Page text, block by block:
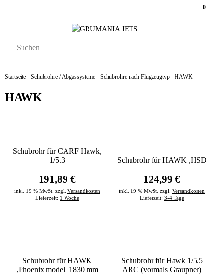
0
Startseite Schubrohre / Abgassysteme Schubrohre nach Flugzeugtyp HAWK
HAWK
Schubrohr für CARF Hawk,
1/5.3
191,89 €
inkl. 19 % MwSt. zzgl. Versandkosten
Lieferzeit: 1 Woche
Schubrohr für HAWK ,HSD
124,99 €
inkl. 19 % MwSt. zzgl. Versandkosten
Lieferzeit: 3-4 Tage
Schubrohr für HAWK
,Phoenix model, 1830 mm
Schubrohr für Hawk 1/5.5
ARC (vormals Graupner)